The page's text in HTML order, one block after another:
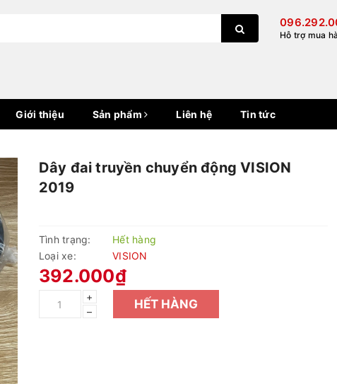
Hỗ trợ mua
Giới thiệu Sản phẩm Liên hệ Tin tức
Dây đai truyền chuyển động VISION
2019
Tình trạng:
Hết hàng
Loại xe:
VISION
392.000₫
+
–
HẾT HÀNG